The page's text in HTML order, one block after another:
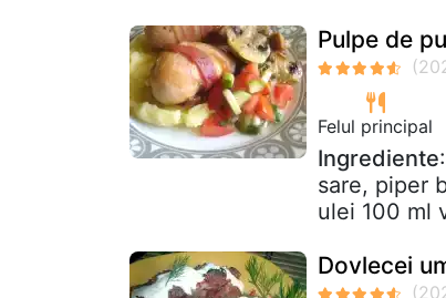
Pulpe de
Felul principal
Ingrediente
sare, piper
ulei 100 ml
Dovlecei